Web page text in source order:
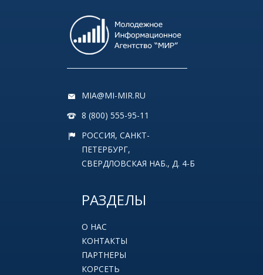
MIA@MI-MIR.RU
8 (800) 555-95-11
РОССИЯ, САНКТ-
ПЕТЕРБУРГ,
СВЕРДЛОВСКАЯ НАБ., Д. 4-Б
РАЗДЕЛЫ
О НАС
КОНТАКТЫ
ПАРТНЕРЫ
КОРСЕТЬ